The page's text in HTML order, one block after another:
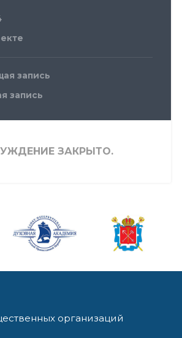
запись
запись
ЗАКРЫТО.
организаций